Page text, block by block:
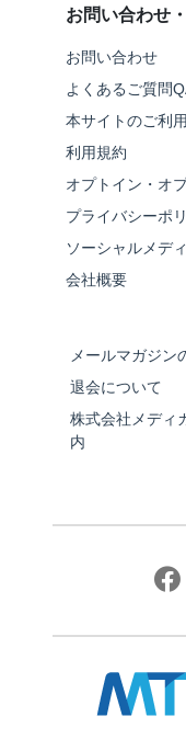
お問い合わせ
お問い合わせ
よくあるご質問
本サイトのご利
利用規約
オプトイン・オ
プライバシーポ
ソーシャルメデ
会社概要
メールマガジン
退会について
株式会社メディ
内